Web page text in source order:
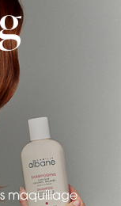
maquillage